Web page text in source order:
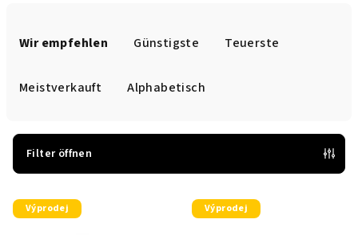
k
s
o
r
Wir empfehlen Günstigste Teuerste
Meistverkauft Alphabetisch
Filter öffnen
L
Výprodej Výprodej